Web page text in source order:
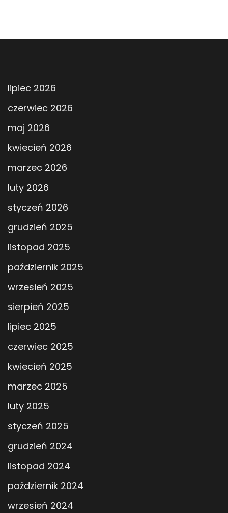
lipiec 2026
czerwiec 2026
maj 2026
kwiecień 2026
marzec 2026
luty 2026
styczeń 2026
grudzień 2025
listopad 2025
październik 2025
wrzesień 2025
sierpień 2025
lipiec 2025
czerwiec 2025
kwiecień 2025
marzec 2025
luty 2025
styczeń 2025
grudzień 2024
listopad 2024
październik 2024
wrzesień 2024